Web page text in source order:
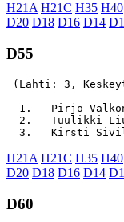
H21A H21C H35 H40
D20 D18 D16 D14
D55
(Lähti: 3,
1.   Pirjo
2.   Tuulikki
H21A H21C H35 H40
D20 D18 D16 D14
D60